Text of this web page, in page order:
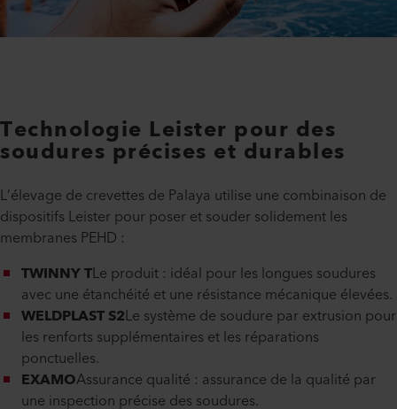
Technologie Leister pour des
soudures précises et durables
L’élevage de crevettes de Palaya utilise une combinaison de
dispositifs Leister pour poser et souder solidement les
membranes PEHD :
TWINNY TLe produit : idéal pour les longues soudures
avec une étanchéité et une résistance mécanique élevées.
WELDPLAST S2Le système de soudure par extrusion pour
les renforts supplémentaires et les réparations
ponctuelles.
EXAMOAssurance qualité : assurance de la qualité par
une inspection précise des soudures.